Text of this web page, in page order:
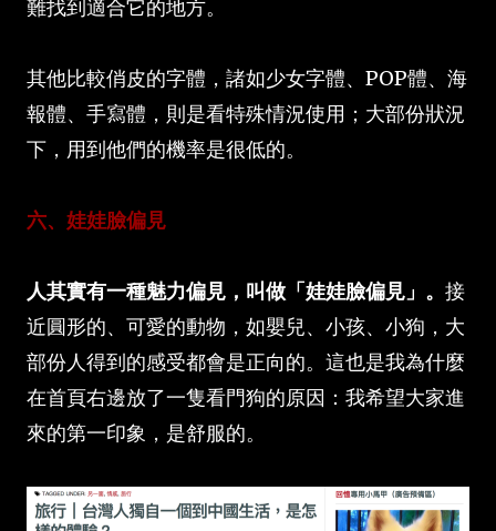
難找到適合它的地方。
其他比較俏皮的字體，諸如少女字體、POP體、海
報體、手寫體，則是看特殊情況使用；大部份狀況
下，用到他們的機率是很低的。
六、娃娃臉偏見
人其實有一種魅力偏見，叫做「娃娃臉偏見」。 接
近圓形的、可愛的動物，如嬰兒、小孩、小狗，大
部份人得到的感受都會是正向的。這也是我為什麼
在首頁右邊放了一隻看門狗的原因：我希望大家進
來的第一印象，是舒服的。